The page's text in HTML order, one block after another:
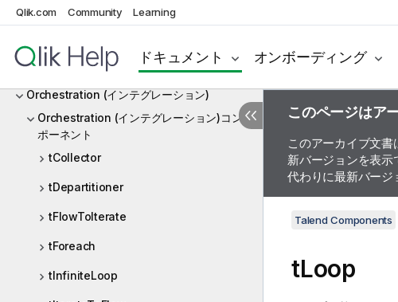
Qlik.com Community Learning
ドキュメント オンボーディング
Openbravo ERP
ORC
Orchestration (インテグレーション)
Orchestration (インテグレーション)コン
ポーネント
tCollector
tDepartitioner
tFlowToIterate
tForeach
tInfiniteLoop
このページはア
このアーカイブ文
新バージョンを表示
代わりに最新バージ
Talend Components
tLoop